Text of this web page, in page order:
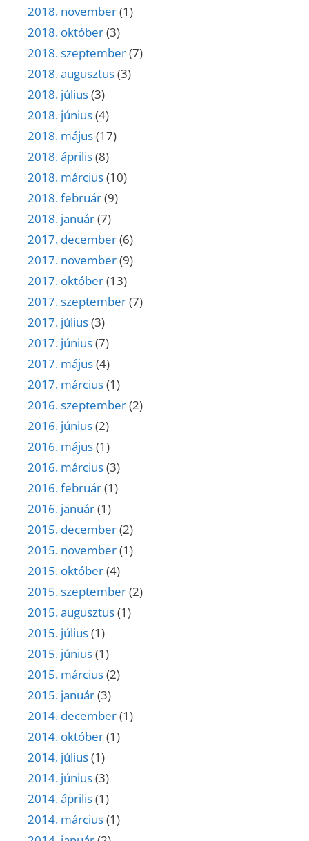
2018. november(1)
2018. október(3)
2018. szeptember(7)
2018. augusztus(3)
2018. július(3)
2018. június(4)
2018. május(17)
2018. április(8)
2018. március(10)
2018. február(9)
2018. január(7)
2017. december(6)
2017. november(9)
2017. október(13)
2017. szeptember(7)
2017. július(3)
2017. június(7)
2017. május(4)
2017. március(1)
2016. szeptember(2)
2016. június(2)
2016. május(1)
2016. március(3)
2016. február(1)
2016. január(1)
2015. december(2)
2015. november(1)
2015. október(4)
2015. szeptember(2)
2015. augusztus(1)
2015. július(1)
2015. június(1)
2015. március(2)
2015. január(3)
2014. december(1)
2014. október(1)
2014. július(1)
2014. június(3)
2014. április(1)
2014. március(1)